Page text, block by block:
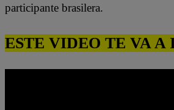
participante brasilera.
ESTE VIDEO TE VA A